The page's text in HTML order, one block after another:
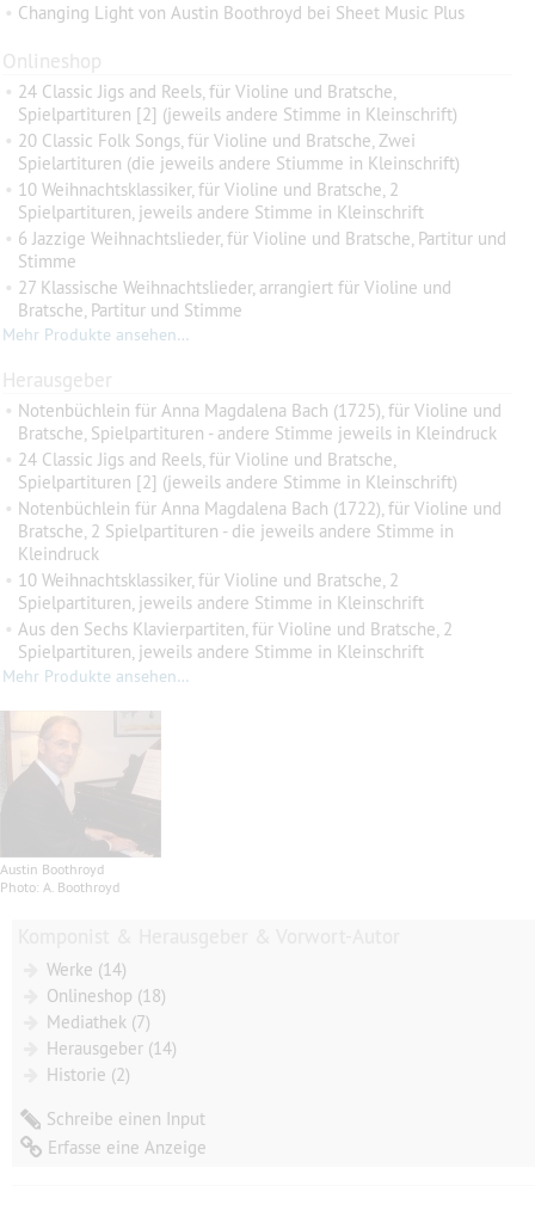
• Changing Light von Austin Boothroyd bei Sheet Music Plus
Onlineshop
• 24 Classic Jigs and Reels, für Violine und Bratsche,
Spielpartituren [2] (jeweils andere Stimme in Kleinschrift)
• 20 Classic Folk Songs, für Violine und Bratsche, Zwei
Spielartituren (die jeweils andere Stiumme in Kleinschrift)
• 10 Weihnachtsklassiker, für Violine und Bratsche, 2
Spielpartituren, jeweils andere Stimme in Kleinschrift
• 6 Jazzige Weihnachtslieder, für Violine und Bratsche, Partitur und
Stimme
• 27 Klassische Weihnachtslieder, arrangiert für Violine und
Bratsche, Partitur und Stimme
Mehr Produkte ansehen…
Herausgeber
• Notenbüchlein für Anna Magdalena Bach (1725), für Violine und
Bratsche, Spielpartituren - andere Stimme jeweils in Kleindruck
• 24 Classic Jigs and Reels, für Violine und Bratsche,
Spielpartituren [2] (jeweils andere Stimme in Kleinschrift)
• Notenbüchlein für Anna Magdalena Bach (1722), für Violine und
Bratsche, 2 Spielpartituren - die jeweils andere Stimme in
Kleindruck
• 10 Weihnachtsklassiker, für Violine und Bratsche, 2
Spielpartituren, jeweils andere Stimme in Kleinschrift
• Aus den Sechs Klavierpartiten, für Violine und Bratsche, 2
Spielpartituren, jeweils andere Stimme in Kleinschrift
Mehr Produkte ansehen…
Austin Boothroyd
Photo: A. Boothroyd
Werke (14)
Onlineshop (18)
Mediathek (7)
Herausgeber (14)
Historie (2)
Schreibe einen Input
Erfasse eine Anzeige